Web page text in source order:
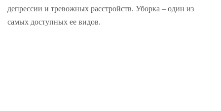
депрессии и тревожных расстройств. Уборка – один из
самых доступных ее видов.